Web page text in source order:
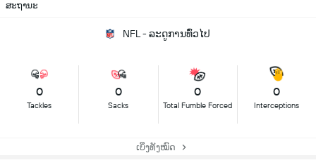
ສະຖານະ
NFL - ລະດູການທົ່ວໄປ
0
Tackles
0
Sacks
0
Total Fumble Forced
0
Interceptions
ເບິ່ງທັງໝົດ